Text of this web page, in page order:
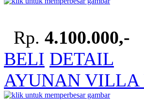
Rp. 4.100.000,-
BELI DETAIL
AYUNAN VILLA